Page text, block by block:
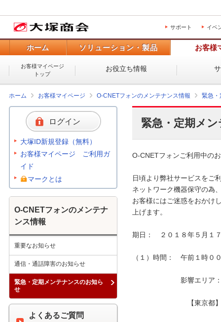
サポート イベ
ホーム ソリューション・製品 お客様
お客様マイページ
トップ
お役立ち情報
ホーム お客様マイページ O-CNETフォンのメンテナンス情報 緊急・
緊急・定期メ
O-CNETフォンご利用中の
日頃より弊社サービスをご
ネットワーク機器保守の為
お客様にはご迷惑をおかけ
上げます。
期日：　２０１８年５月１
（１）時間：　午前１時０
影響エリア：　下記
【東
ログイン
大塚ID新規登録（無料）
お客様マイページ ご利用ガ
イド
マークとは
O-CNETフォンのメンテナ
ンス情報
重要なお知らせ
通信・通話障害のお知らせ
緊急・定期メンテナンスのお知ら
せ
よくあるご質問